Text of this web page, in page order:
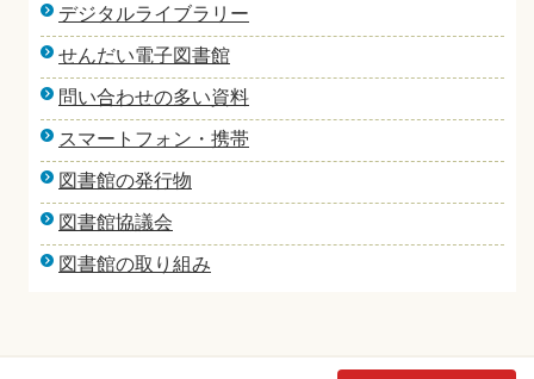
デジタルライブラリー
せんだい電子図書館
問い合わせの多い資料
スマートフォン・携帯
図書館の発行物
図書館協議会
図書館の取り組み